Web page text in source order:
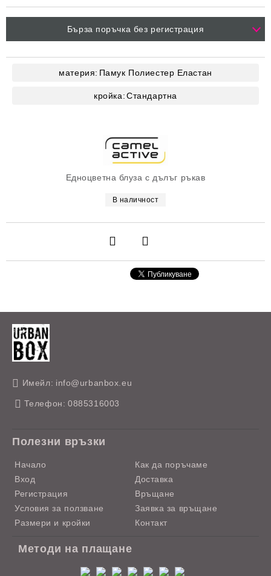
Едноцветна блуза с дълъг ръкав
В наличност
Бърза поръчка без регистрация
материя: Памук Полиестер Еластан
кройка:Стандартна
Имейл: info@urbanbox.eu
Телефон: 0885316003
Полезни връзки
Начало
Вход
Регистрация
Условия за ползване
Размери и кройки
Как да поръчаме
Доставка
Връщане
Заявка за връщане
Контакт
Методи на плащане